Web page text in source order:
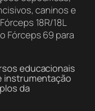
caninos e
18R/18L
Fórceps 69 para
educacionais
instrumentação
da